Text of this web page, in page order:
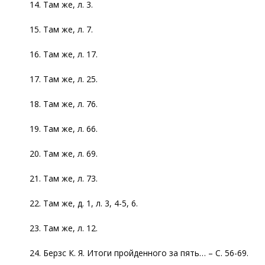
14. Там же, л. 3.
15. Там же, л. 7.
16. Там же, л. 17.
17. Там же, л. 25.
18. Там же, л. 76.
19. Там же, л. 66.
20. Там же, л. 69.
21. Там же, л. 73.
22. Там же, д. 1, л. 3, 4-5, 6.
23. Там же, л. 12.
24. Берзс К. Я. Итоги пройденного за пять… – С. 56-69.